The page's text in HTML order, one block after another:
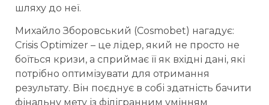
шляху до неї.
Михайло Зборовський (Cosmobet) нагадує:
Crisis Optimizer – це лідер, який не просто не
боїться кризи, а сприймає її як вхідні дані, які
потрібно оптимізувати для отримання
результату. Він поєднує в собі здатність бачити
фінальну мету із філігранним умінням